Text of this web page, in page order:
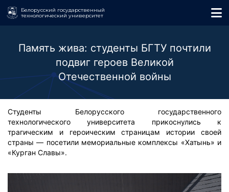
Белорусский государственный
технологический университет
Память жива: студенты БГТУ почтили
подвиг героев Великой
Отечественной войны
Студенты Белорусского государственного
технологического университета прикоснулись к
трагическим и героическим страницам истории своей
страны — посетили мемориальные комплексы «Хатынь» и
«Курган Славы».